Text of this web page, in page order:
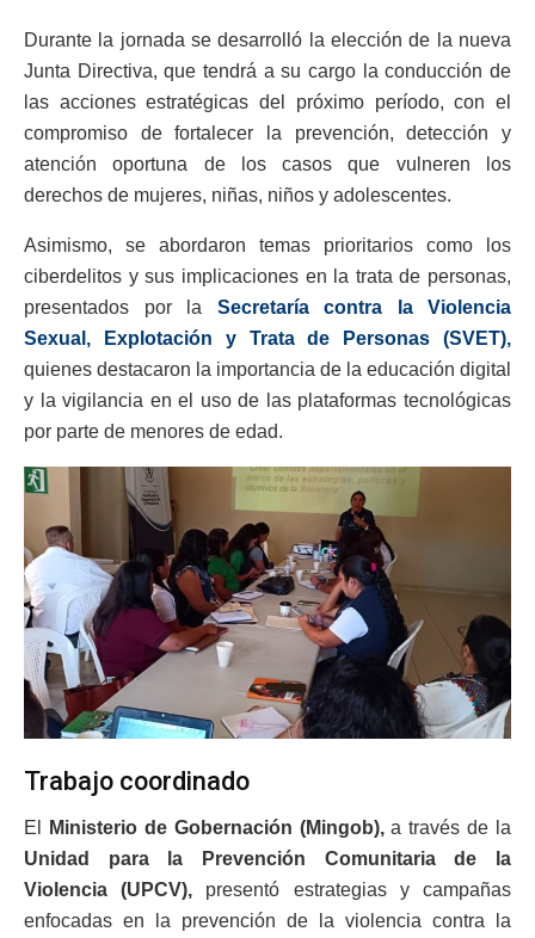
Durante la jornada se desarrolló la elección de la nueva
Junta Directiva, que tendrá a su cargo la conducción de
las acciones estratégicas del próximo período, con el
compromiso de fortalecer la prevención, detección y
atención oportuna de los casos que vulneren los
derechos de mujeres, niñas, niños y adolescentes.
Asimismo, se abordaron temas prioritarios como los
ciberdelitos y sus implicaciones en la trata de personas,
presentados por la Secretaría contra la Violencia
Sexual, Explotación y Trata de Personas (SVET),
quienes destacaron la importancia de la educación digital
y la vigilancia en el uso de las plataformas tecnológicas
por parte de menores de edad.
Trabajo coordinado
El Ministerio de Gobernación (Mingob),a través de la
Unidad para la Prevención Comunitaria de la
Violencia (UPCV), presentó estrategias y campañas
enfocadas en la prevención de la violencia contra la